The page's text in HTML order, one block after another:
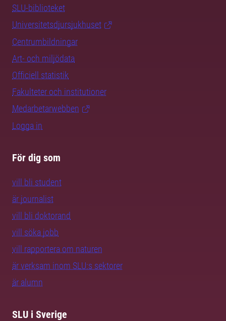
SLU-biblioteket
Universitetsdjursjukhuset
Centrumbildningar
Art- och miljödata
Officiell statistik
Fakulteter och institutioner
Medarbetarwebben
Logga in
För dig som
vill bli student
är journalist
vill bli doktorand
vill söka jobb
vill rapportera om naturen
är verksam inom SLU:s sektorer
är alumn
SLU i Sverige